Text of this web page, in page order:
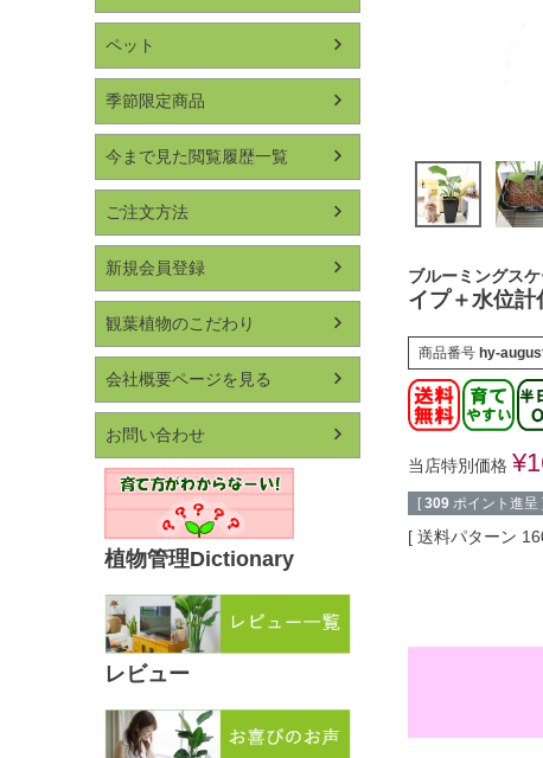
ペット
季節限定商品
今まで見た閲覧履歴一覧
ご注文方法
新規会員登録
観葉植物のこだわり
会社概要ページを見る
お問い合わせ
植物管理Dictionary
レビュー
ブルーミングス
イプ＋水位
商品番号 hy-
当店特別価格 ¥
[ 309 ポイント進呈 ]
送料パターン